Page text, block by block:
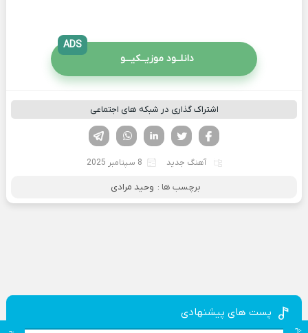
دانلــود موزیــکیـــو
ADS
اشتراک گذاری در شبکه های اجتماعی
لینکدین تویتر
فیسوک
آهنگ جدید 8 سپتامبر 2025
برچسب ها : وحید مرادی
پست های پیشنهادی